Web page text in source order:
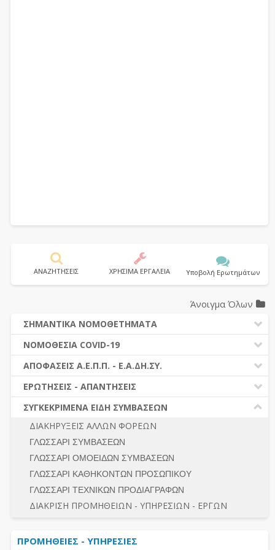
ΑΝΑΖΗΤΗΣΕΙΣ ΧΡΗΣΙΜΑ ΕΡΓΑΛΕΙΑ Υποβολή Ερωτημάτων
Άνοιγμα Όλων
ΣΗΜΑΝΤΙΚΑ ΝΟΜΟΘΕΤΗΜΑΤΑ
ΔΗΜΟΣΙΕΣ ΣΥΜΒΑΣΕΙΣ (Ν. 4412/2016)
ΔΗΜΟΤΙΚΟΣ ΚΩΔΙΚΑΣ (Ν.3463/2006)
ΚΑΛΛΙΚΡΑΤΗΣ (Ν.3852/2010)
ΝΟΜΟΘΕΣΙΑ - ΝΟΜΟΛΟΓΙΑ (ΣΥΝΟΛΟ)
ΝΟΜΟΘΕΣΙΑ COVID-19
ΝΟΜΟΘΕΣΙΑ - ΝΟΜΟΛΟΓΙΑ COVID -19
ΕΡΩΤΗΣΕΙΣ - ΑΠΑΝΤΗΣΕΙΣ
ΑΠΟΦΑΣΕΙΣ Α.Ε.Π.Π. - Ε.Α.ΔΗ.ΣΥ.
ΠΡΟΔΙΚΑΣΤΙΚΗ ΠΡΟΣΦΥΓΗ
ΓΕΝΙΚΟΙ ΚΑΝΟΝΕΣ
ΔΙΚΑΙΟΥΜΕΝΟΙ ΣΥΜΜΕΤΟΧΗΣ
ΠΡΟΣΦΟΡΕΣ – ΔΙΚΑΙΟΛΟΓΗΤΙΚΑ ΣΥΜΜΕΤΟΧΗΣ
ΔΙΕΞΑΓΩΓΗ ΔΙΑΔΙΚΑΣΙΑΣ
ΕΣΗΔΗΣ – ΚΗΜΔΗΣ
ΠΕΡΙΛΗΨΕΙΣ ΑΠΟΦΑΣΕΩΝ Α.Ε.Π.Π. - Ε.Α.ΔΗ.ΣΥ.
ΣΥΝΟΛΟ
ΕΡΩΤΗΣΕΙΣ - ΑΠΑΝΤΗΣΕΙΣ
Ν. 4782/2021 - ΤΡΟΠΟΠΟΙΗΣΗ 4412/2016
ΔΙΕΞΑΓΩΓΗ ΔΙΑΔΙΚΑΣΙΑΣ
ΔΙΑΔΙΚΑΣΙΕΣ ΑΝΑΘΕΣΗΣ
ΓΕΝΙΚΟΙ ΚΑΝΟΝΕΣ
ΠΡΟΕΤΟΙΜΑΣΙΑ - ΔΗΜΟΣΙΟΤΗΤΑ
ΛΟΓΟΙ ΑΠΟΚΛΕΙΣΜΟΥ-ΔΙΚΑΙΟΥΜΕΝΟΙ ΣΥΜΜΕΤΟΧΗΣ
ΠΡΟΣΦΟΡΕΣ - ΔΙΚΑΙΟΛΟΓΗΤΙΚΑ ΣΥΜΜΕΤΟΧΗΣ
ΣΥΓΚΕΚΡΙΜΕΝΑ ΕΙΔΗ ΣΥΜΒΑΣΕΩΝ
ΔΙΑΚΗΡΥΞΕΙΣ ΑΛΛΩΝ ΦΟΡΕΩΝ
ΓΛΩΣΣΑΡΙ ΣΥΜΒΑΣΕΩΝ
ΓΛΩΣΣΑΡΙ ΟΜΟΕΙΔΩΝ ΣΥΜΒΑΣΕΩΝ
ΓΛΩΣΣΑΡΙ ΚΑΘΗΚΟΝΤΩΝ ΠΡΟΣΩΠΙΚΟΥ
ΓΛΩΣΣΑΡΙ ΤΕΧΝΙΚΩΝ ΠΡΟΔΙΑΓΡΑΦΩΝ
ΔΙΑΚΡΙΣΗ ΠΡΟΜΗΘΕΙΩΝ - ΥΠΗΡΕΣΙΩΝ - ΕΡΓΩΝ
ΠΡΟΜΗΘΕΙΕΣ - ΥΠΗΡΕΣΙΕΣ